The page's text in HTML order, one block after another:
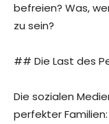
befreien? Was,
zu sein?
## Die Last des
Die sozialen
perfekter